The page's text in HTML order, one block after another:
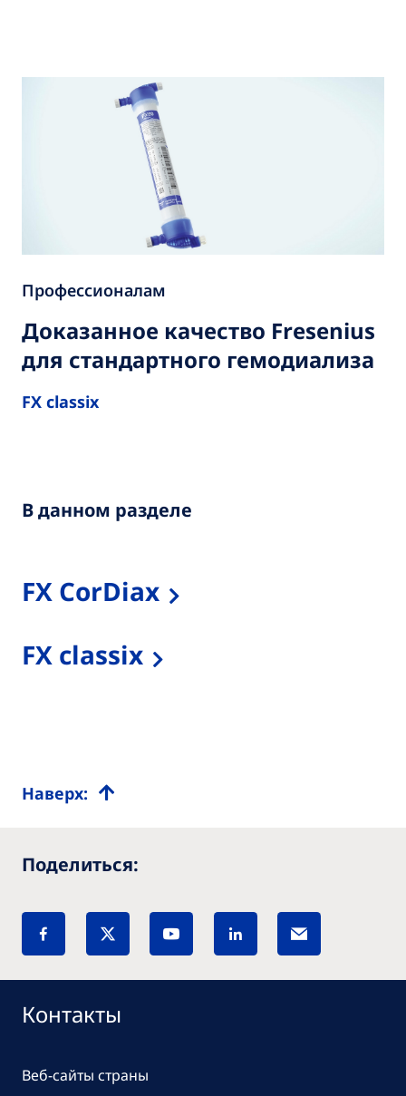
Профессионалам
Доказанное качество Fresenius
для стандартного гемодиализа
FX classix
В данном разделе
FX CorDiax
FX classix
Наверх:
Поделиться:
Контакты
Веб-сайты страны